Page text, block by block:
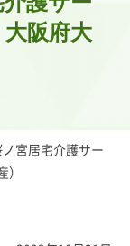
阪府大
宮居宅介護サー
）